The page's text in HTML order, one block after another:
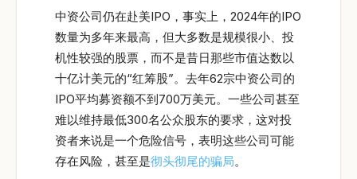
中资公司仍在赴美IPO，事实上，2024年的IPO
数量为多年来最高，但大多数是规模很小、投
机性较强的股票，而不是昔日那些市值达数以
十亿计美元的“红筹股”。去年62宗中资公司的
IPO平均募资额不到700万美元。一些公司甚至
难以维持最低300名公众股东的要求，这对投
资者来说是一个危险信号，表明这些公司可能
存在风险，甚至是彻头彻尾的骗局。